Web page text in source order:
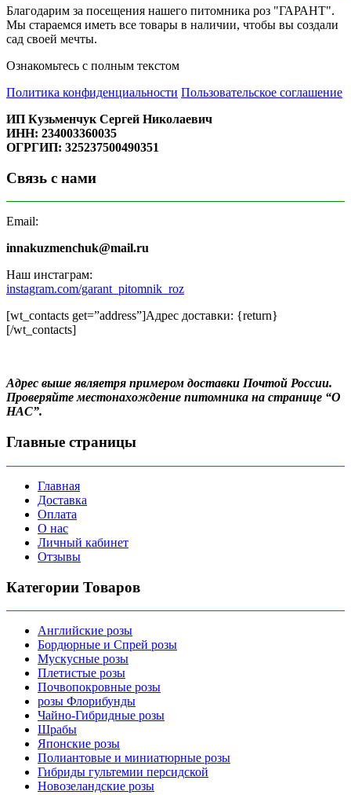
Благодарим за посещения нашего питомника роз "ГАРАНТ".
Мы стараемся иметь все товары в наличии, чтобы вы создали
сад своей мечты.
Ознакомьтесь с полным текстом
Политика конфиденциальности Пользовательское соглашение
ИП Кузьменчук Сергей Николаевич
ИНН: 234003360035
ОГРГИП: 325237500490351
Связь с нами
Email:
innakuzmenchuk@mail.ru
Наш инстаграм:
instagram.com/garant_pitomnik_roz
[wt_contacts get=”address”]Адрес доставки: {return}
[/wt_contacts]
Адрес выше являетря примером доставки Почтой России.
Проверяйте местонахождение питомника на странице “О
НАС”.
Главные страницы
Главная
Доставка
Оплата
О нас
Личный кабинет
Отзывы
Категории Товаров
Английские розы
Бордюрные и Спрей розы
Мускусные розы
Плетистые розы
Почвопокровные розы
розы Флорибунды
Чайно-Гибридные розы
Шрабы
Японские розы
Полиантовые и миниатюрные розы
Гибриды гультемии персидской
Новозеландские розы